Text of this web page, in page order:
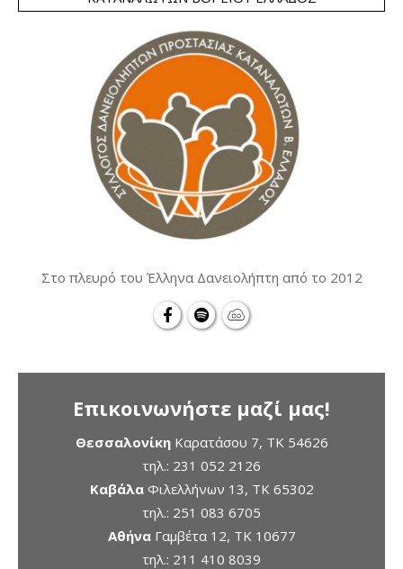
Στο πλευρό του Έλληνα Δανειολήπτη από το 2012
Επικοινωνήστε μαζί μας!
ΘεσσαλονίκηΚαρατάσου 7, TK 54626
τηλ.: 231 052 2126
ΚαβάλαΦιλελλήνων 13, ΤΚ 65302
τηλ.: 251 083 6705
ΑθήναΓαμβέτα 12, ΤΚ 10677
τηλ.: 211 410 8039